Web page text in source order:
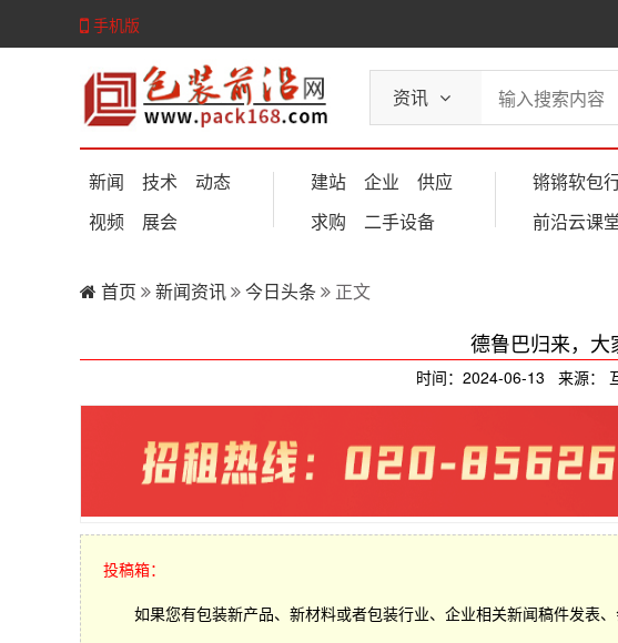
手机版
资讯
新闻 技术
动态
视频
展会
建站 企业
供应
求购
二手设备
锵锵软包
前沿云课
首页 新闻资讯 今日头条 正文
德鲁巴归来，大
时间：2024-06-13 来源：
投稿箱：
如果您有包装新产品、新材料或者包装行业、企业相关新闻稿件发表